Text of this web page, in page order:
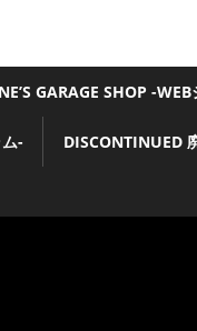
GARAGE SHOP -
- DISCONTINUED